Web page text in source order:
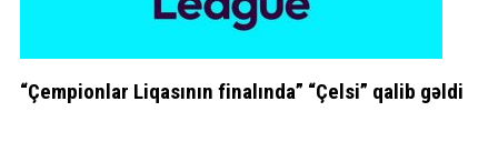
“Çempionlar Liqasının finalında” “Çelsi” qalib gəldi